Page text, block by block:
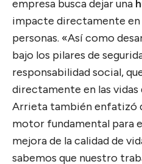
empresa busca dejar una
impacte directamente en
personas. «Así como
bajo los pilares de
responsabilidad social,
directamente en las vidas
Arrieta también enfatizó
motor fundamental para
mejora de la calidad de
sabemos que nuestro